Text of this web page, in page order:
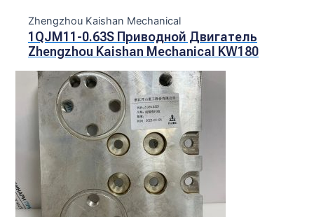
Zhengzhou Kaishan Mechanical
1QJM11-0.63S Приводной Двигатель
Zhengzhou Kaishan Mechanical KW180